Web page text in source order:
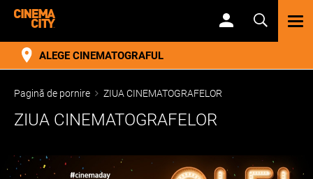
ALEGE CINEMATOGRAFUL
Pagină de pornire ZIUA CINEMATOGRAFELOR
ZIUA CINEMATOGRAFELOR